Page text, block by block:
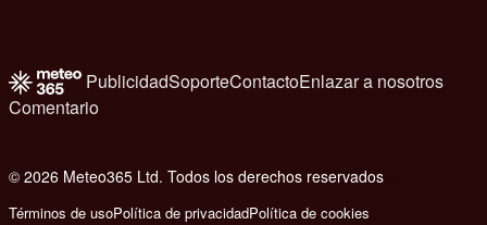
PublicidadSoporteContactoEnlazar a nosotros
Comentario
© 2026 Meteo365 Ltd. Todos los derechos reservados
Términos de usoPolítica de privacidadPolítica de cookies